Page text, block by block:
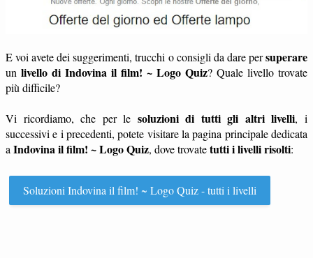
E voi avete dei suggerimenti, trucchi o consigli da dare persuperare
un livello di Indovina il film! ~ Logo Quiz? Quale livello trovate
più difficile?
Vi ricordiamo, che per le soluzioni di tutti gli altri livelli, i
successivi e i precedenti, potete visitare la pagina principale dedicata
a Indovina il film! ~ Logo Quiz, dove trovatetutti i livelli risolti:
Soluzioni Indovina il film! ~ Logo Quiz - tutti i livelli